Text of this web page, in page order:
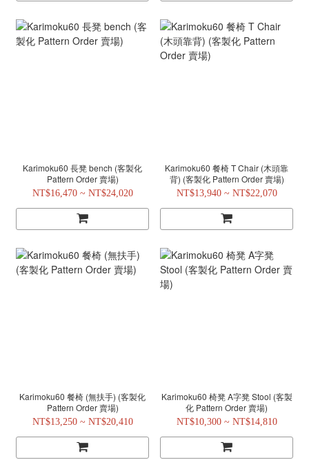
Karimoku60 長凳 bench (客製化
Pattern Order 賣場)
NT$16,470 ~ NT$24,020
Karimoku60 餐椅 T Chair (木頭靠
背) (客製化 Pattern Order 賣場)
NT$13,940 ~ NT$22,070
Karimoku60 餐椅 (無扶手) (客製化
Pattern Order 賣場)
NT$13,250 ~ NT$20,410
Karimoku60 椅凳 A字凳 Stool (客製
化 Pattern Order 賣場)
NT$10,300 ~ NT$14,810